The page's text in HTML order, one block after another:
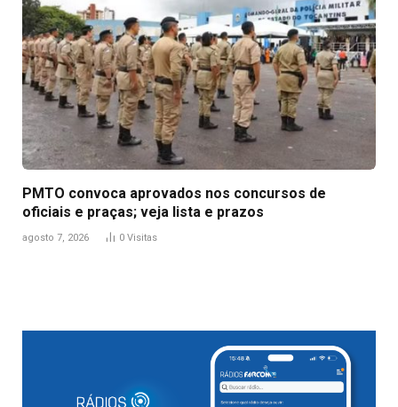
PMTO convoca aprovados nos concursos de
oficiais e praças; veja lista e prazos
agosto 7, 2026 0 Visitas